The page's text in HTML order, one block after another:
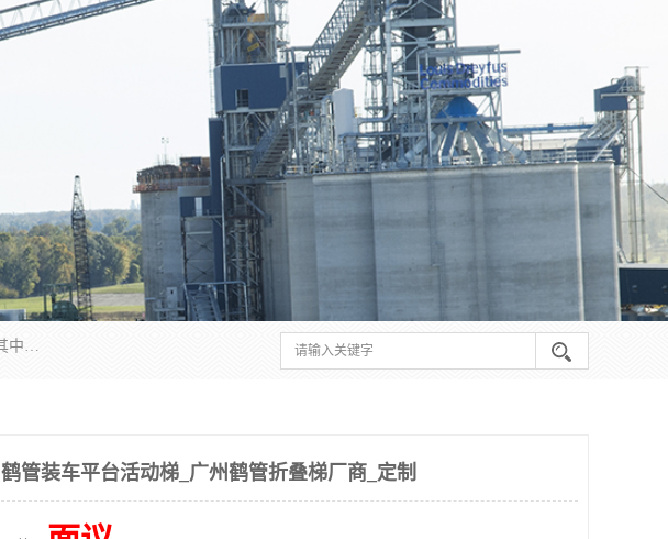
江苏国胜石化装备科技有限公司生产的产品广泛的应用于石油、石化等行业中，产品种类齐全，其中包括装卸鹤管、汽车鹤管、火车鹤管、装车鹤管、卸车鹤管、上装鹤管、下装鹤管、lng鹤管、发油鹤管、液氨鹤管、液化气鹤管等，我们生产的产品质量上乘，价格实惠，服务好，买鹤管就到国胜石化装备！
鹤管装车平台活动梯_广州鹤管折叠梯厂商_定制